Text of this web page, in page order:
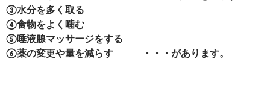
③水分を多く取る
④食物をよく噛む
⑤唾液腺マッサージをする
⑥薬の変更や量を減らす ・・・があります。